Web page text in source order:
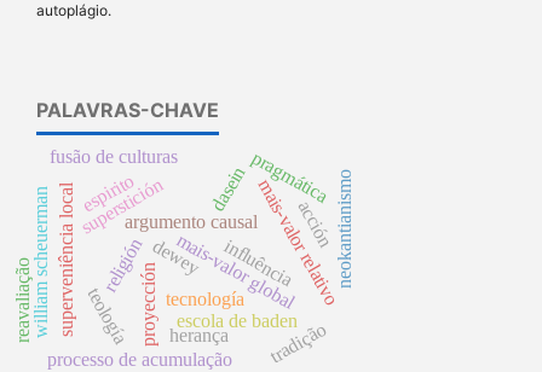
autoplágio.
PALAVRAS-CHAVE
argumento causal
superstición
proyección
processo de acumulação
mais-valor globalmais-valor relativo
superveniência local religión
tecnología
dewey
teología
espirito
influência
william scheuerman neokantianismo
escola de baden
dasein
herança
reavaliação tradição
fusão de culturas pragmática
acción